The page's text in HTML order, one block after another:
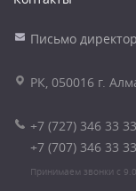
Письмо
РК, 050016 г.
+7 (727) 346 33 33
+7 (707) 346 33 33
Принимаем звонки с